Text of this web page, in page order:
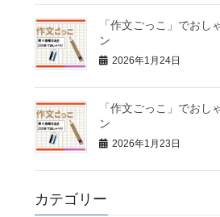
「作文ごっこ」でおし
ン
2026年1月24日
「作文ごっこ」でおし
ン
2026年1月23日
カテゴリー